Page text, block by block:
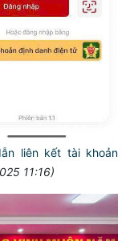
liên kết tài khoản
11:16)